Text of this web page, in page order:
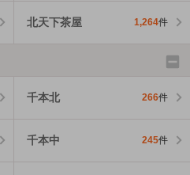
北天下茶屋 1,264件
千本北 266件
千本中 245件